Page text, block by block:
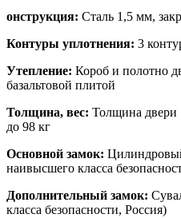
онструкция: Сталь 1,5 мм,
Контуры уплотнения: 3
Утепление: Короб и полотно
базальтовой плитой
Толщина, вес: Толщина двери
до 98 кг
Основной замок:
наивысшего класса
Дополнительный замок:
класса безопасности, Россия)